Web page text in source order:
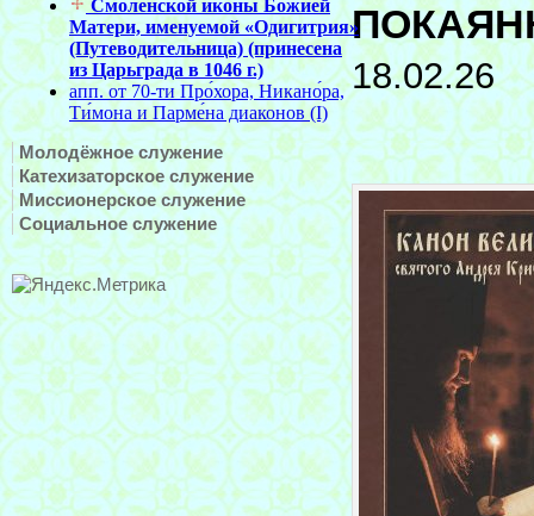
Молодёжное служение
Катехизаторское служение
Миссионерское служение
Социальное служение
18.02.26